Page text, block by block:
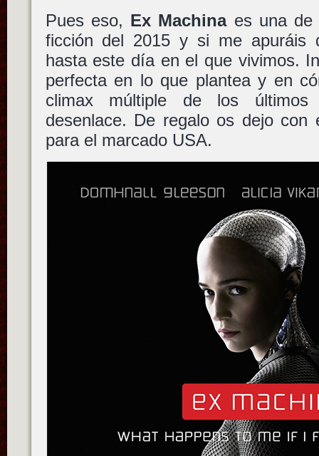
Pues eso, Ex Machinaes una de
ficción del 2015 y si me apuráis
hasta este día en el que vivimos.
perfecta en lo que plantea y en
climax múltiple de los últimos
desenlace. De regalo os dejo con
para el marcado USA.